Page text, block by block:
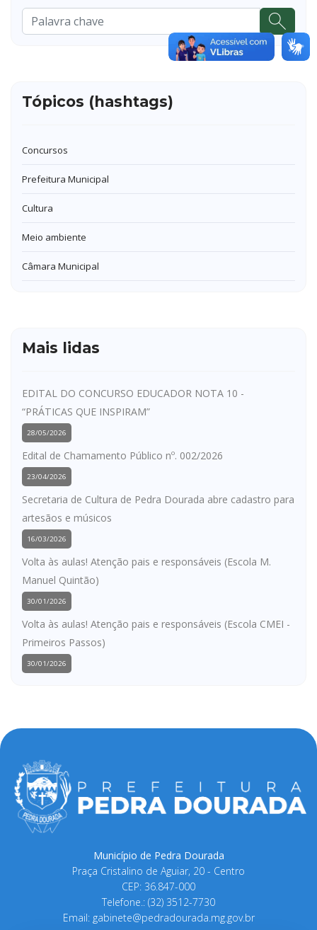
...
Tópicos (hashtags)
Concursos
Prefeitura Municipal
Cultura
Meio ambiente
Câmara Municipal
Mais lidas
EDITAL DO CONCURSO EDUCADOR NOTA 10 -
“PRÁTICAS QUE INSPIRAM”
28/05/2026
Edital de Chamamento Público nº. 002/2026
23/04/2026
Secretaria de Cultura de Pedra Dourada abre cadastro para
artesãos e músicos
16/03/2026
Volta às aulas! Atenção pais e responsáveis (Escola M.
Manuel Quintão)
30/01/2026
Volta às aulas! Atenção pais e responsáveis (Escola CMEI -
Primeiros Passos)
30/01/2026
Município de Pedra Dourada
Praça Cristalino de Aguiar, 20 - Centro
CEP: 36.847-000
Telefone.: (32) 3512-7730
Email: gabinete@pedradourada.mg.gov.br